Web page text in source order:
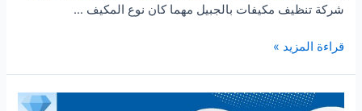
شركة تنظيف مكيفات بالجبيل مهما كان نوع المكيف …
شركة
بالجبيل
قراءة المزيد »